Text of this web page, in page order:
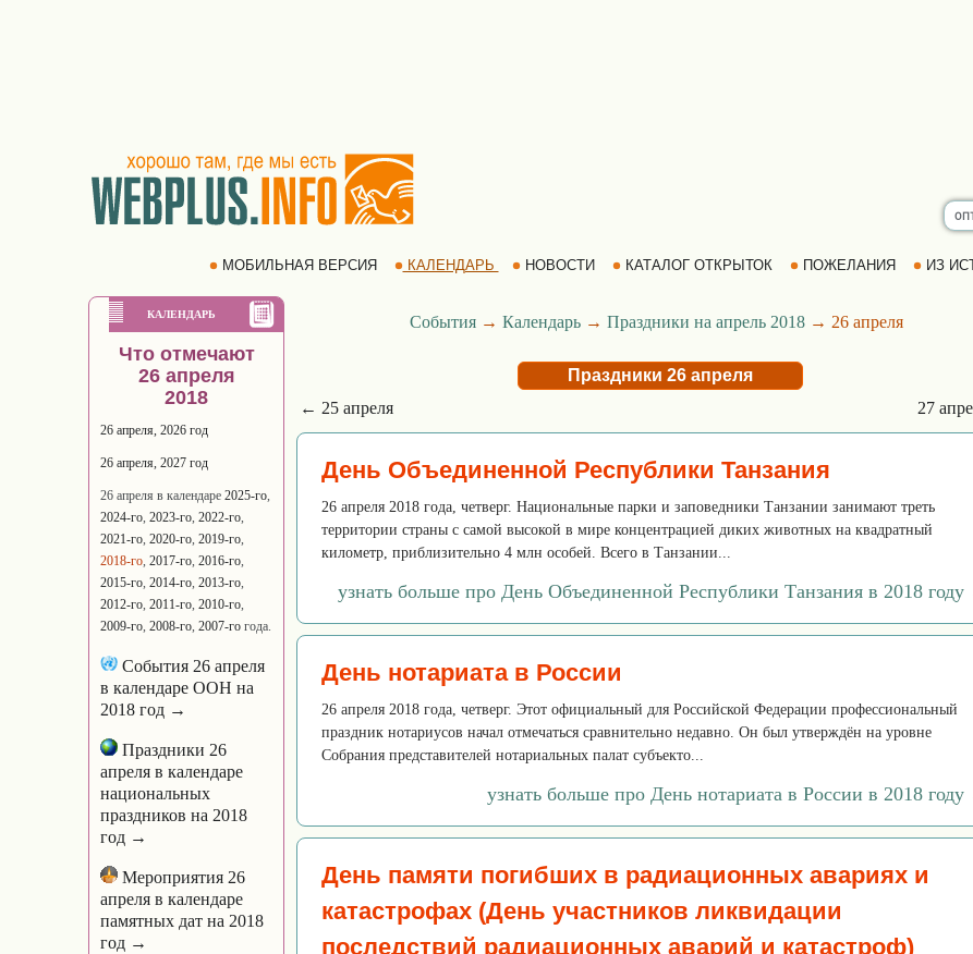
МОБИЛЬНАЯ ВЕРСИЯ КАЛЕНДАРЬ НОВОСТИ КАТАЛОГ ОТКРЫТОК ПОЖЕЛАНИЯ ИЗ
КАЛЕНДАРЬ
Что отмечают
26 апреля
2018
26 апреля, 2026 год
26 апреля, 2027 год
26 апреля в календаре 2025-го,
2024-го, 2023-го, 2022-го,
2021-го, 2020-го, 2019-го,
2018-го, 2017-го, 2016-го,
2015-го, 2014-го, 2013-го,
2012-го, 2011-го, 2010-го,
2009-го, 2008-го, 2007-го года.
События 26 апреля
в календаре ООН на
2018 год →
Праздники 26
апреля в календаре
национальных
праздников на 2018
год →
Мероприятия 26
апреля в календаре
памятных дат на 2018
год →
События→ Календарь→ Праздники на апрель 2018→ 26 апреля
Праздники 26 апреля
← 25 апреля
27
День Объединенной Республики Танзания
26 апреля 2018 года, четверг. Национальные парки и заповедники Танзании занимают треть
территории страны с самой высокой в мире концентрацией диких животных на квадратный
километр, приблизительно 4 млн особей. Всего в Танзании...
узнать больше про День Объединенной Республики Танзания в 2018
День нотариата в России
26 апреля 2018 года, четверг. Этот официальный для Российской Федерации профессиональный
праздник нотариусов начал отмечаться сравнительно недавно. Он был утверждён на уровне
Собрания представителей нотариальных палат субъекто...
узнать больше про День нотариата в России в 2018
День памяти погибших в радиационных авариях и
катастрофах (День участников ликвидации
последствий радиационных аварий и катастроф)